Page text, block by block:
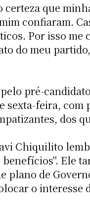
certeza que
confiaram.
Por isso me
do meu
pré-
sexta-feira,
dos
Chiquilito
Ele
plano de
o